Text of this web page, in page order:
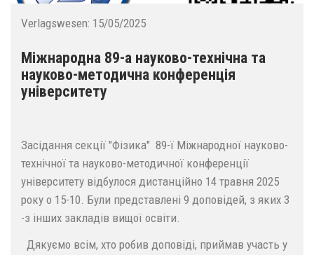
Verlagswesen: 15/05/2025
Міжнародна 89-а науково-технічна та
науково-методична конференція
університету
Засідання секції "Фізика" 89-ї Міжнародної науково-
технічної та науково-методичної конференції
університету відбулося дистанційно 14 травня 2025
року о 15-10. Були представлені 9 доповідей, з яких 3
-з інших закладів вищої освіти.
Дякуємо всім, хто робив доповіді, приймав участь у